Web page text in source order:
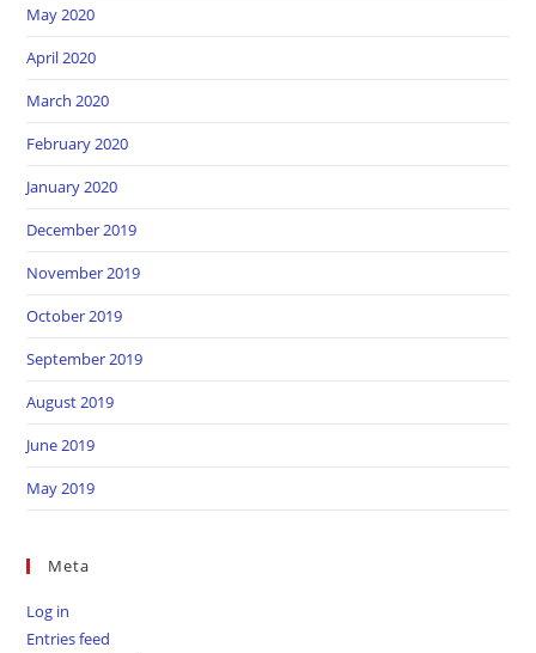
May 2020
April 2020
March 2020
February 2020
January 2020
December 2019
November 2019
October 2019
September 2019
August 2019
June 2019
May 2019
Meta
Log in
Entries feed